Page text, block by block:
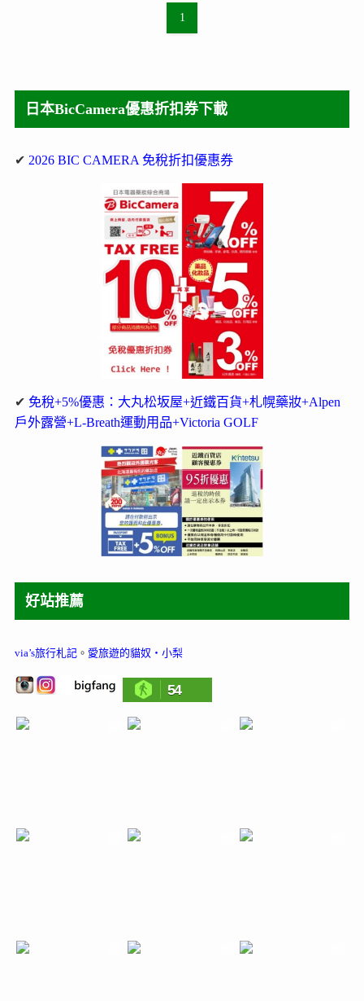
1
日本BicCamera優惠折扣券下載
✔ 2026 BIC CAMERA 免稅折扣優惠券
✔ 免稅+5%優惠：大丸松坂屋+近鐵百貨+札幌藥妝+Alpen
戶外露營+L-Breath運動用品+Victoria GOLF
好站推薦
via’s旅行札記。 愛旅遊的貓奴‧小梨
54